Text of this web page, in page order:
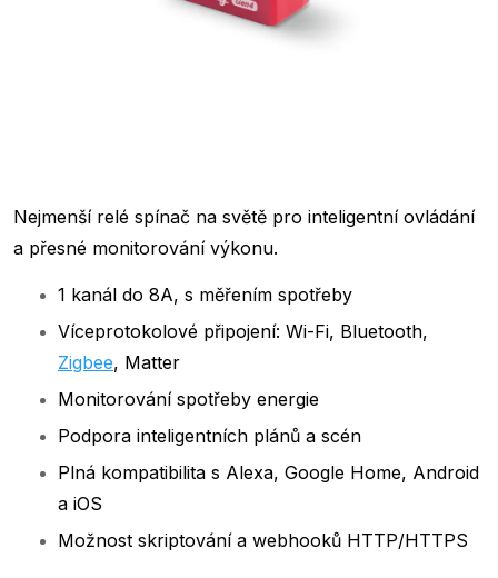
Nejmenší relé spínač na světě pro inteligentní ovládání
a přesné monitorování výkonu.
1 kanál do 8A, s měřením spotřeby
Víceprotokolové připojení: Wi-Fi, Bluetooth,
Zigbee, Matter
Monitorování spotřeby energie
Podpora inteligentních plánů a scén
Plná kompatibilita s Alexa, Google Home, Android
a iOS
Možnost skriptování a webhooků HTTP/HTTPS